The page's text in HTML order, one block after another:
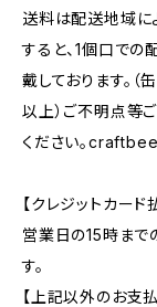
送料は配送地域に
すると、1個口での
戴しております。
以上）ご不明点等
ください。
【クレジットカード
営業日の15時まで
す。
【上記以外のお支